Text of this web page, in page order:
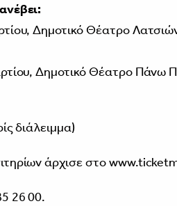
Δημοτικό Θέατρο
Δημοτικό Θέατρο Πάνω
διάλειμμα)
άρχισε στο
26 00.